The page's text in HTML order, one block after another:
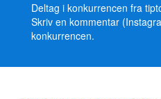
Deltag i konkurrencen fra
Skriv en kommentar
konkurrencen.